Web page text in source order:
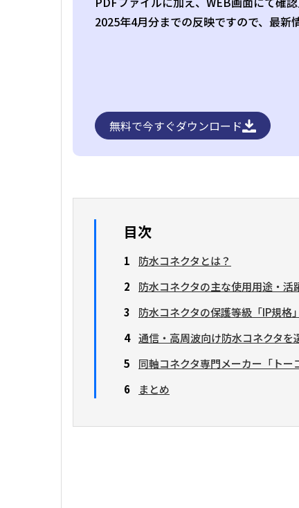
2025年4月分までの反映ですので、最新
無料で今すぐダウンロード
目次
1
防水コネクタとは？
2
防水コネクタの主な使用用途・活
3
防水コネクタの保護等級「IP規格
4 通信・高周波向け防水コネクタを
5
同軸コネクタ専門メーカー「ト
6
まとめ